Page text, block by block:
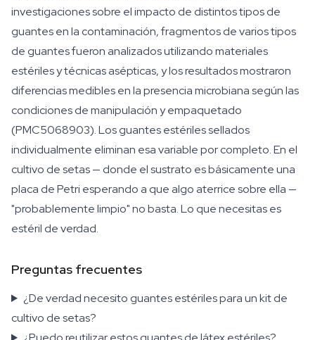
investigaciones sobre el impacto de distintos tipos de
guantes en la contaminación, fragmentos de varios tipos
de guantes fueron analizados utilizando materiales
estériles y técnicas asépticas, y los resultados mostraron
diferencias medibles en la presencia microbiana según las
condiciones de manipulación y empaquetado
(PMC5068903). Los guantes estériles sellados
individualmente eliminan esa variable por completo. En el
cultivo de setas — donde el sustrato es básicamente una
placa de Petri esperando a que algo aterrice sobre ella —
"probablemente limpio" no basta. Lo que necesitas es
estéril de verdad.
Preguntas frecuentes
¿De verdad necesito guantes estériles para un kit de
cultivo de setas?